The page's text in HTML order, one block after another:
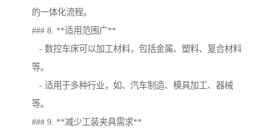
的一体化流程。
### 8. **适用范围广**
- 数控车床可以加工材料，包括金属、塑料、复合材料
等。
- 适用于多种行业，如、汽车制造、模具加工、器械
等。
### 9. **减少工装夹具需求**